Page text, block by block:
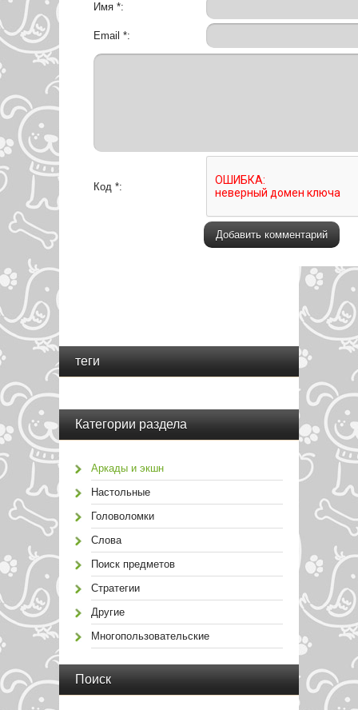
Имя *:
Email *:
Код *:
теги
Категории раздела
Аркады и экшн
Настольные
Головоломки
Слова
Поиск предметов
Стратегии
Другие
Многопользовательские
Поиск